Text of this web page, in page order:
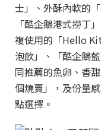
士」、外酥內軟的
「酷企鵝港式撈丁
複使用的「Hello
泡飲」、「酷企鵝
同推薦的魚卵、香
個燒賣」，及份量
點選擇。